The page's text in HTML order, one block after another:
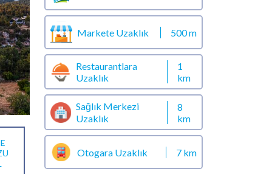
Markete Uzaklık 500 m
Restaurantlara
Uzaklık
1
km
Sağlık Merkezi
Uzaklık
8
km
Otogara Uzaklık 7 km